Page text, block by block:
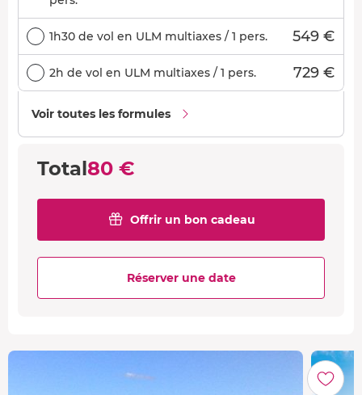
1h30 de vol en ULM multiaxes / 1 pers. 549 €
2h de vol en ULM multiaxes / 1 pers. 729 €
Voir toutes les formules
Total80 €
Offrir un bon cadeau
Réserver une date